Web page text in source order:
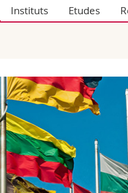
la formation
Instituts Etudes